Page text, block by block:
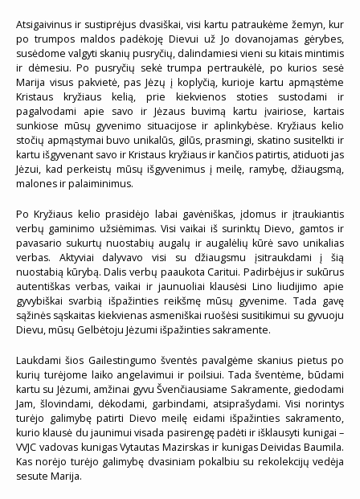
Atsigaivinus ir sustiprėjus dvasiškai, visi kartu patraukėme žemyn, kur
po trumpos maldos padėkoję Dievui už Jo dovanojamas gėrybes,
susėdome valgyti skanių pusryčių, dalindamiesi vieni su kitais mintimis
ir dėmesiu. Po pusryčių sekė trumpa pertraukėlė, po kurios sesė
Marija visus pakvietė, pas Jėzų į koplyčią, kurioje kartu apmąstėme
Kristaus kryžiaus kelią, prie kiekvienos stoties sustodami ir
pagalvodami apie savo ir Jėzaus buvimą kartu įvairiose, kartais
sunkiose mūsų gyvenimo situacijose ir aplinkybėse. Kryžiaus kelio
stočių apmąstymai buvo unikalūs, gilūs, prasmingi, skatino susitelkti ir
kartu išgyvenant savo ir Kristaus kryžiaus ir kančios patirtis, atiduoti jas
Jėzui, kad perkeistų mūsų išgyvenimus į meilę, ramybę, džiaugsmą,
malones ir palaiminimus.
Po Kryžiaus kelio prasidėjo labai gavėniškas, įdomus ir įtraukiantis
verbų gaminimo užsiėmimas. Visi vaikai iš surinktų Dievo, gamtos ir
pavasario sukurtų nuostabių augalų ir augalėlių kūrė savo unikalias
verbas. Aktyviai dalyvavo visi su džiaugsmu įsitraukdami į šią
nuostabią kūrybą. Dalis verbų paaukota Caritui. Padirbėjus ir sukūrus
autentiškas verbas, vaikai ir jaunuoliai klausėsi Lino liudijimo apie
gyvybiškai svarbią išpažinties reikšmę mūsų gyvenime. Tada gavę
sąžinės sąskaitas kiekvienas asmeniškai ruošėsi susitikimui su gyvuoju
Dievu, mūsų Gelbėtoju Jėzumi išpažinties sakramente.
Laukdami šios Gailestingumo šventės pavalgėme skanius pietus po
kurių turėjome laiko angelavimui ir poilsiui. Tada šventėme, būdami
kartu su Jėzumi, amžinai gyvu Švenčiausiame Sakramente, giedodami
Jam, šlovindami, dėkodami, garbindami, atsiprašydami. Visi norintys
turėjo galimybę patirti Dievo meilę eidami išpažinties sakramento,
kurio klausė du jaunimui visada pasirengę padėti ir išklausyti kunigai –
VVJC vadovas kunigas Vytautas Mazirskas ir kunigas Deividas Baumila.
Kas norėjo turėjo galimybę dvasiniam pokalbiu su rekolekcijų vedėja
sesute Marija.